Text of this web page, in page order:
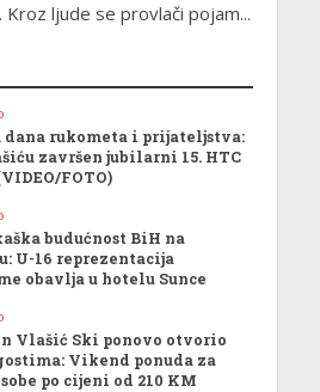
ljude se provlači pojam...
dana rukometa i prijateljstva:
završen jubilarni 15. HTC
FOTO)
budućnost BiH na
U-16 reprezentacija
obavlja u hotelu Sunce
Vlašić Ski ponovo otvorio
Vikend ponuda za
po cijeni od 210 KM